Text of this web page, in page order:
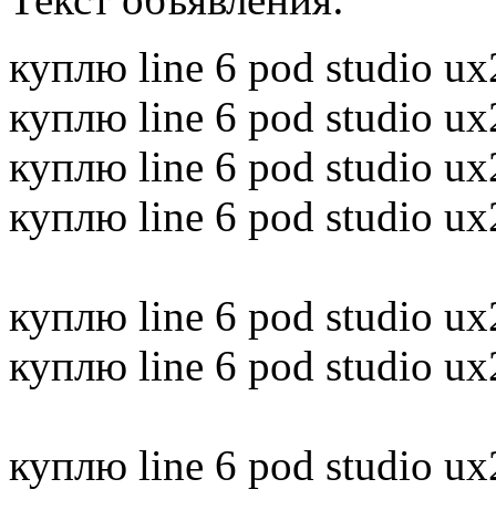
куплю line 6 pod studio
куплю line 6 pod studio
куплю line 6 pod studio
куплю line 6 pod studio
куплю line 6 pod studio
куплю line 6 pod studio
куплю line 6 pod studio